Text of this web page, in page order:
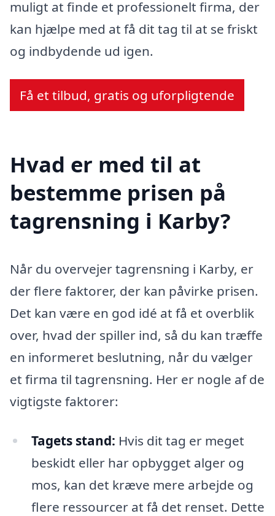
muligt at finde et professionelt firma, der
kan hjælpe med at få dit tag til at se friskt
og indbydende ud igen.
Få et tilbud, gratis og uforpligtende
Hvad er med til at
bestemme prisen på
tagrensning i Karby?
Når du overvejer tagrensning i Karby, er
der flere faktorer, der kan påvirke prisen.
Det kan være en god idé at få et overblik
over, hvad der spiller ind, så du kan træffe
en informeret beslutning, når du vælger
et firma til tagrensning. Her er nogle af de
vigtigste faktorer:
Tagets stand: Hvis dit tag er meget
beskidt eller har opbygget alger og
mos, kan det kræve mere arbejde og
flere ressourcer at få det renset. Dette